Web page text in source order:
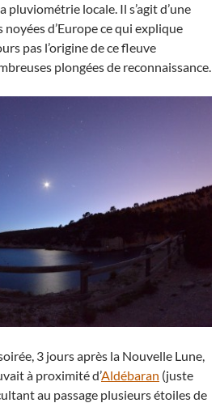
pluviométrie locale. Il s’agit d’une
d’Europe ce qui explique
pas l’origine de ce fleuve
plongées de reconnaissance.
3 jours après la Nouvelle Lune,
à proximité d’Aldébaran (juste
au passage plusieurs étoiles de